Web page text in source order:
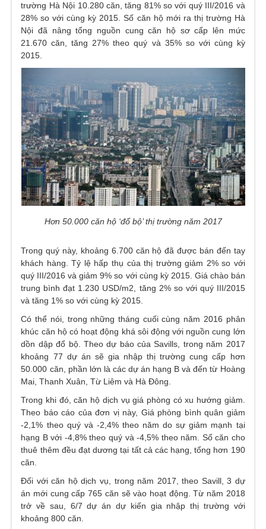
trường Hà Nội 10.280 căn, tăng 81% so với quý III/2016 và
28% so với cùng kỳ 2015. Số căn hộ mới ra thị trường Hà
Nội đã nâng tổng nguồn cung căn hộ sơ cấp lên mức
21.670 căn, tăng 27% theo quý và 35% so với cùng kỳ
2015.
Hơn 50.000 căn hộ ‘đổ bộ’ thị trường năm 2017
Trong quý này, khoảng 6.700 căn hộ đã được bán đến tay
khách hàng. Tỷ lệ hấp thụ của thị trường giảm 2% so với
quý III/2016 và giảm 9% so với cùng kỳ 2015. Giá chào bán
trung bình đạt 1.230 USD/m2, tăng 2% so với quý III/2015
và tăng 1% so với cùng kỳ 2015.
Có thể nói, trong những tháng cuối cùng năm 2016 phân
khúc căn hộ có hoạt động khá sôi động với nguồn cung lớn
dồn dập đổ bộ. Theo dự báo của Savills, trong năm 2017
khoảng 77 dự án sẽ gia nhập thị trường cung cấp hơn
50.000 căn, phần lớn là các dự án hạng B và đến từ Hoàng
Mai, Thanh Xuân, Từ Liêm và Hà Đông.
Trong khi đó, căn hộ dịch vụ giá phòng có xu hướng giảm.
Theo báo cáo của đơn vị này, Giá phòng bình quân giảm
-2,1% theo quý và -2,4% theo năm do sự giảm mạnh tại
hạng B với -4,8% theo quý và -4,5% theo năm. Số căn cho
thuê thêm đều đạt dương tại tất cả các hạng, tổng hơn 190
căn.
Đối với căn hộ dịch vụ, trong năm 2017, theo Savill, 3 dự
án mới cung cấp 765 căn sẽ vào hoạt động. Từ năm 2018
trở về sau, 6/7 dự án dự kiến gia nhập thị trường với
khoảng 800 căn.